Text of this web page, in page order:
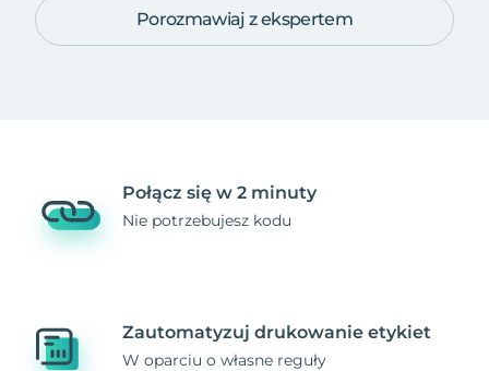
Porozmawiaj z ekspertem
Połącz się w 2 minuty
Nie potrzebujesz kodu
Zautomatyzuj drukowanie etykiet
W oparciu o własne reguły